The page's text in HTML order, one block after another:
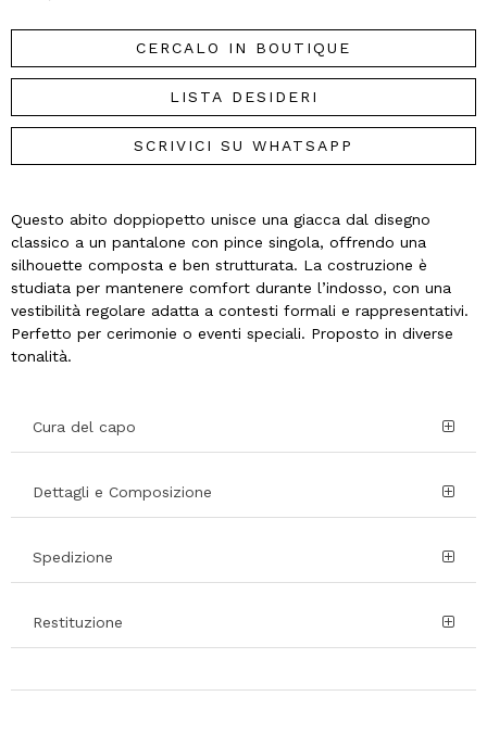
CERCALO IN BOUTIQUE
LISTA DESIDERI
SCRIVICI SU WHATSAPP
Questo abito doppiopetto unisce una giacca dal disegno
classico a un pantalone con pince singola, offrendo una
silhouette composta e ben strutturata. La costruzione è
studiata per mantenere comfort durante l’indosso, con una
vestibilità regolare adatta a contesti formali e rappresentativi.
Perfetto per cerimonie o eventi speciali. Proposto in diverse
tonalità.
Cura del capo
Dettagli e Composizione
Spedizione
Restituzione